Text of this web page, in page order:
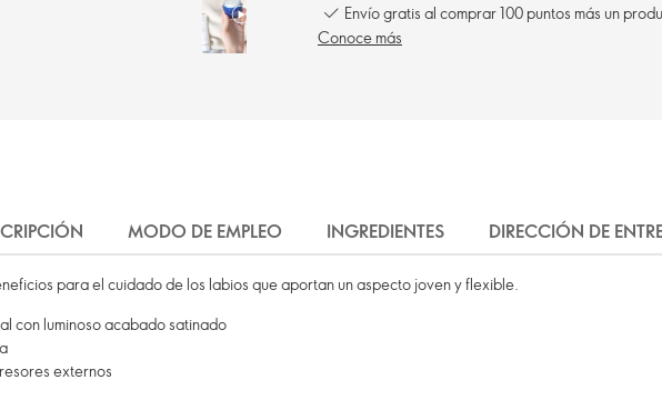
Envío gratis al comprar 100 puntos más un
Conoce más
MODO DE EMPLEO INGREDIENTES DIRECCIÓN DE
para el cuidado de los labios que aportan un aspecto joven y flexible.
con luminoso acabado satinado
externos